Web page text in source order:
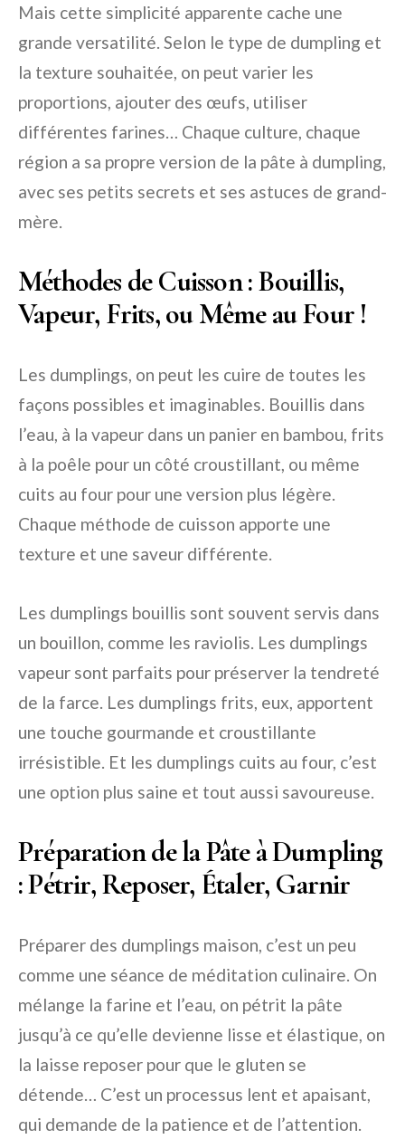
Mais cette simplicité apparente cache une
grande versatilité. Selon le type de dumpling et
la texture souhaitée, on peut varier les
proportions, ajouter des œufs, utiliser
différentes farines… Chaque culture, chaque
région a sa propre version de la pâte à dumpling,
avec ses petits secrets et ses astuces de grand-
mère.
Méthodes de Cuisson : Bouillis,
Vapeur, Frits, ou Même au Four !
Les dumplings, on peut les cuire de toutes les
façons possibles et imaginables. Bouillis dans
l’eau, à la vapeur dans un panier en bambou, frits
à la poêle pour un côté croustillant, ou même
cuits au four pour une version plus légère.
Chaque méthode de cuisson apporte une
texture et une saveur différente.
Les dumplings bouillis sont souvent servis dans
un bouillon, comme les raviolis. Les dumplings
vapeur sont parfaits pour préserver la tendreté
de la farce. Les dumplings frits, eux, apportent
une touche gourmande et croustillante
irrésistible. Et les dumplings cuits au four, c’est
une option plus saine et tout aussi savoureuse.
Préparation de la Pâte à Dumpling
: Pétrir, Reposer, Étaler, Garnir
Préparer des dumplings maison, c’est un peu
comme une séance de méditation culinaire. On
mélange la farine et l’eau, on pétrit la pâte
jusqu’à ce qu’elle devienne lisse et élastique, on
la laisse reposer pour que le gluten se
détende… C’est un processus lent et apaisant,
qui demande de la patience et de l’attention.